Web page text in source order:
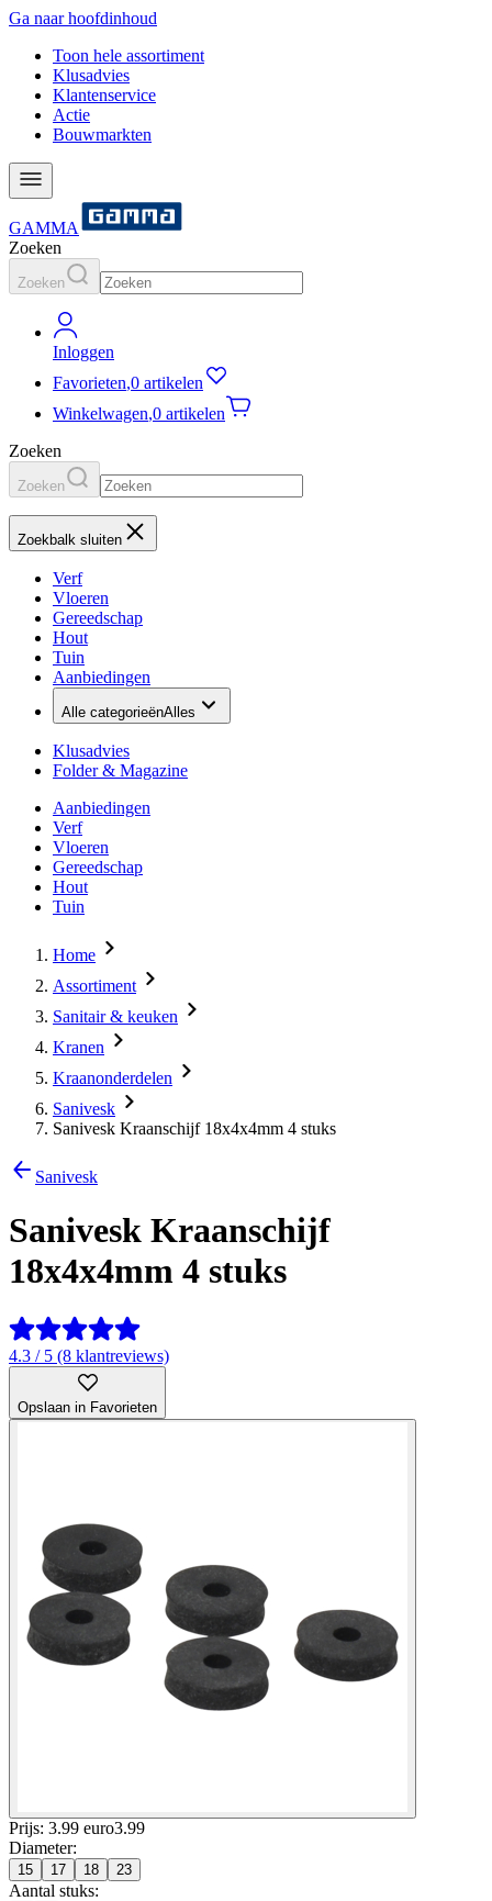
Ga naar hoofdinhoud
Toon hele assortiment
Klusadvies
Klantenservice
Actie
Bouwmarkten
GAMMA
Zoeken
Zoeken
Inloggen
Favorieten,0 artikelen
Winkelwagen,0 artikelen
Zoeken
Zoeken
Zoekbalk sluiten
Verf
Vloeren
Gereedschap
Hout
Tuin
Aanbiedingen
Alle categorieënAlles
Klusadvies
Folder & Magazine
Aanbiedingen
Verf
Vloeren
Gereedschap
Hout
Tuin
Home
Assortiment
Sanitair & keuken
Kranen
Kraanonderdelen
Sanivesk
Sanivesk Kraanschijf 18x4x4mm 4 stuks
Sanivesk
Sanivesk Kraanschijf
18x4x4mm 4 stuks
4.3 / 5 (8 klantreviews)
Opslaan in Favorieten
Prijs: 3.99 euro3.99
Diameter:
15 17 18 23
Aantal stuks: